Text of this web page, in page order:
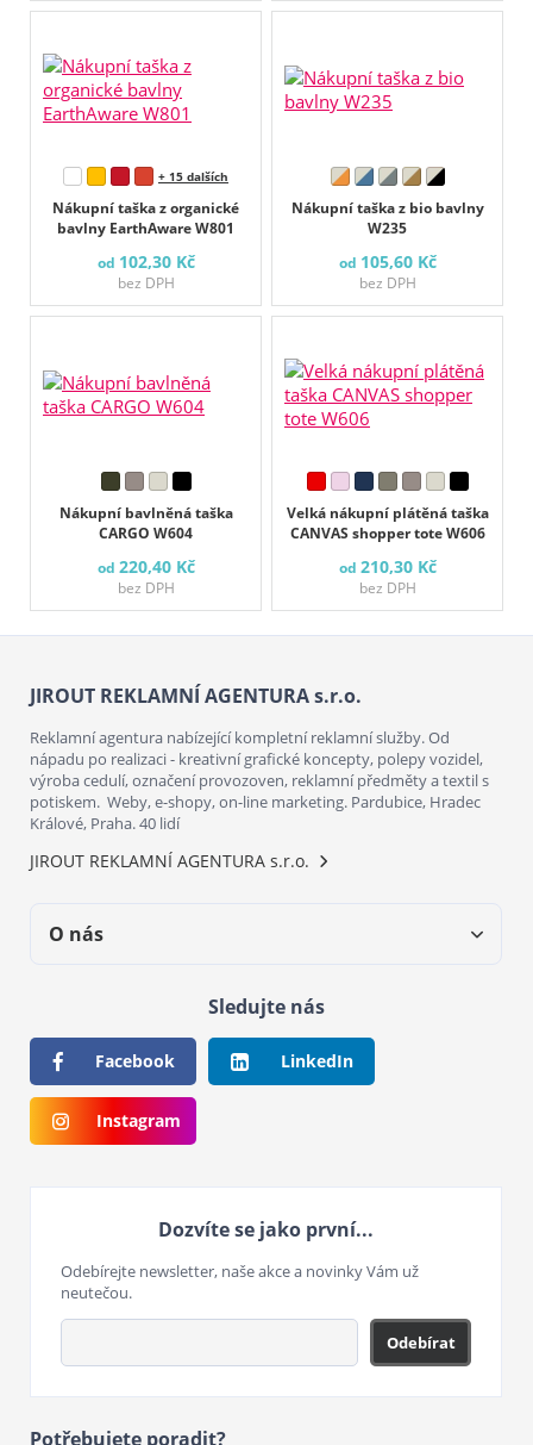
Nákupní taška z organické
bavlny EarthAware W801
+ 15 dalších
od 102,30 Kč
bez DPH
Nákupní taška z bio bavlny
W235
od 105,60 Kč
bez DPH
Nákupní bavlněná taška
CARGO W604
od 220,40 Kč
bez DPH
Velká nákupní plátěná taška
CANVAS shopper tote W606
od 210,30 Kč
bez DPH
JIROUT REKLAMNÍ AGENTURA s.r.o.
Reklamní agentura nabízející kompletní reklamní služby. Od
nápadu po realizaci - kreativní grafické koncepty, polepy vozidel,
výroba cedulí, označení provozoven, reklamní předměty a textil s
potiskem. Weby, e-shopy, on-line marketing. Pardubice, Hradec
Králové, Praha. 40 lidí
JIROUT REKLAMNÍ AGENTURA s.r.o.
O nás
Sledujte nás
Facebook LinkedIn
Instagram
Dozvíte se jako první...
Odebírejte newsletter, naše akce a novinky Vám už
neutečou.
Odebírat
Potřebujete poradit?